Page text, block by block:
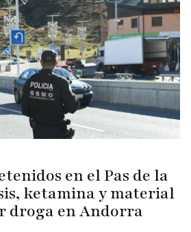
en el Pas de la
ketamina y material
droga en Andorra